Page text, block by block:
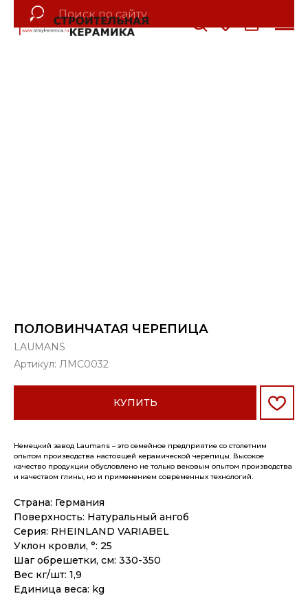
ПОЛОВИНЧАТАЯ ЧЕРЕПИЦА
LAUMANS
Артикул: ЛМС0032
КУПИТЬ
Немецкий завод Laumans – это семейное предприятие со столетним
опытом производства настоящей керамической черепицы. Высокое
качество продукции обусловлено не только вековым опытом производства
и качеством глины, но и применением современных технологий.
Страна: Германия
Поверхность: Натуральный ангоб
Серия: RHEINLAND VARIABEL
Уклон кровли, °: 25
Шаг обрешетки, см: 330-350
Вес кг/шт: 1,9
Единица веса: kg